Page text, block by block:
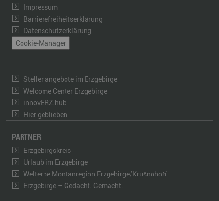
Impressum
Barrierefreiheitserklärung
Datenschutzerklärung
Cookie-Manager
Stellenangebote im Erzgebirge
Welcome Center Erzgebirge
innovERZ.hub
Hier geblieben
PARTNER
Erzgebirgskreis
Urlaub im Erzgebirge
Welterbe Montanregion Erzgebirge/Krušnohoří
Erzgebirge – Gedacht. Gemacht.